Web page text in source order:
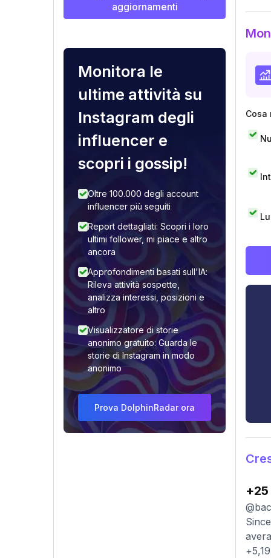
aggiornamenti
Monitora le
ultime attività su
Instagram degli
influencer e
scopri i gossip!
Oltre 100.000 degli account
influencer più seguiti
Report dettagliati: Scopri i loro
ultimi follower, mi piace e altro
ancora
Approfondimenti basati sull'IA:
Rileva attività sospette,
analizza interessi, posizioni e
altro
Visualizzatore di storie
anonimo gratuito: Guarda le
storie di Instagram in modo
anonimo
Prova DolphinRadar ora
Cosa
+25